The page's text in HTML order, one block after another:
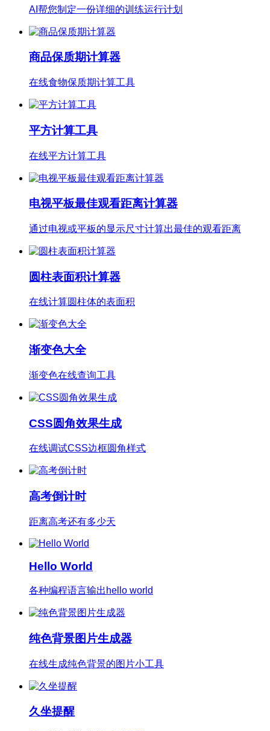
AI帮您制定一份详细的训练运行计划
商品保质期计算器
在线食物保质期计算工具
平方计算工具
在线平方计算工具
电视平板最佳观看距离计算器
通过电视或平板的显示尺寸计算出最佳的观看距离
圆柱表面积计算器
在线计算圆柱体的表面积
渐变色大全
渐变色在线查询工具
CSS圆角效果生成
在线调试CSS边框圆角样式
高考倒计时
距离高考还有多少天
Hello World
各种编程语言输出hello world
纯色背景图片生成器
在线生成纯色背景的图片小工具
久坐提醒